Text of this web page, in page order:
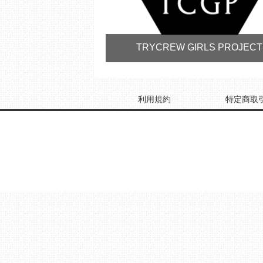
TRYCREW GIRLS PROJECT
利用規約 特定商取